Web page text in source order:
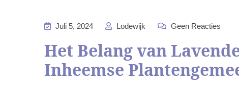
Juli 5, 2024 Lodewijk Geen Reacties
Het Belang van
Inheemse